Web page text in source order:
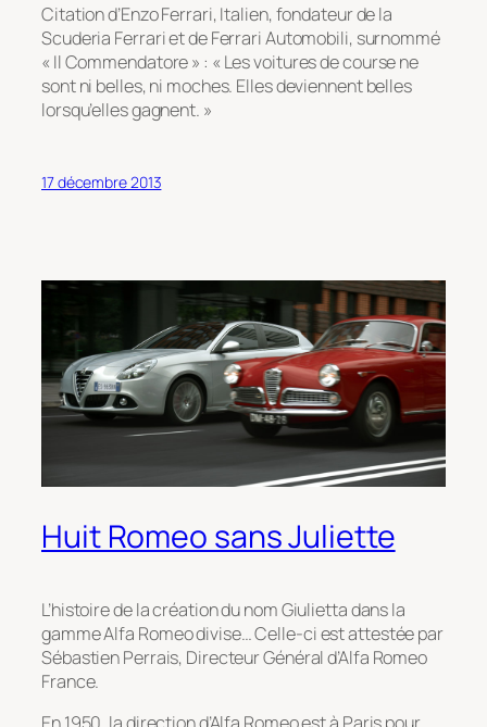
Citation d’Enzo Ferrari, Italien, fondateur de la
Scuderia Ferrari et de Ferrari Automobili, surnommé
« Il Commendatore » : « Les voitures de course ne
sont ni belles, ni moches. Elles deviennent belles
lorsqu’elles gagnent. »
17 décembre 2013
Huit Romeo sans Juliette
L’histoire de la création du nom Giulietta dans la
gamme Alfa Romeo divise… Celle-ci est attestée par
Sébastien Perrais, Directeur Général d’Alfa Romeo
France.